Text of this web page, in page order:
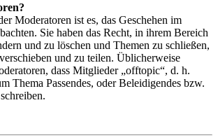
Moderatoren ist es, das Geschehen im
Sie haben das Recht, in ihrem Bereich
und zu löschen und Themen zu schließen,
und zu teilen. Üblicherweise
dass Mitglieder „offtopic“, d. h.
Thema Passendes, oder Beleidigendes bzw.